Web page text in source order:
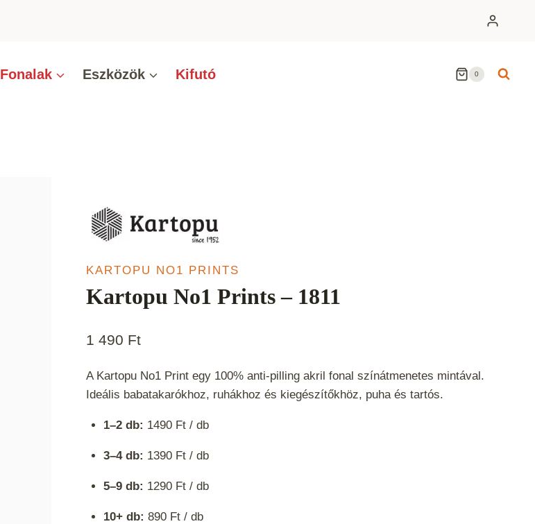
Fonalak Eszközök Kifutó 0
KARTOPU NO1 PRINTS
Kartopu No1 Prints – 1811
1 490 Ft
A Kartopu No1 Print egy 100% anti-pilling akril fonal színátmenetes mintával.
Ideális babatakarókhoz, ruhákhoz és kiegészítőkhöz, puha és tartós.
1–2 db: 1490 Ft / db
3–4 db: 1390 Ft / db
5–9 db: 1290 Ft / db
10+ db: 890 Ft / db